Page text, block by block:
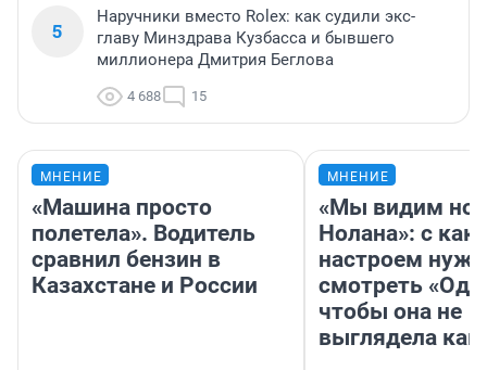
5
Наручники вместо Rolex: как судили экс-
главу Минздрава Кузбасса и бывшего
миллионера Дмитрия Беглова
4 688 15
МНЕНИЕ
«Машина просто
полетела». Водитель
сравнил бензин в
Казахстане и России
МНЕНИЕ
«Мы видим
Нолана»: с
настроем
смотреть
чтобы она не
выглядела как